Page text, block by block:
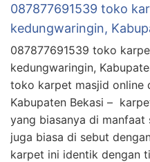
087877691539 toko
kedungwaringin,
087877691539 toko
kedungwaringin,
toko karpet masjid online
Kabupaten Bekasi –
yang biasanya di
juga biasa di sebut
karpet ini identik dengan